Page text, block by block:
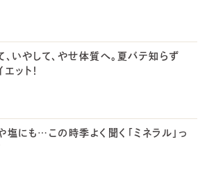
、いやして、やせ体質へ。夏バテ知らず
ット！
塩にも…この時季よく聞く「ミネラル」っ